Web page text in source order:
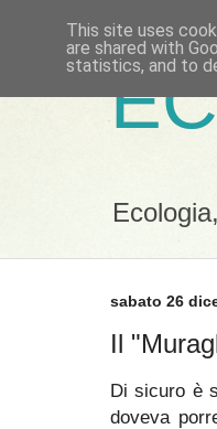
sabato 26
Il
Di sicuro è
doveva
This site uses
are shared with
statistics, and to